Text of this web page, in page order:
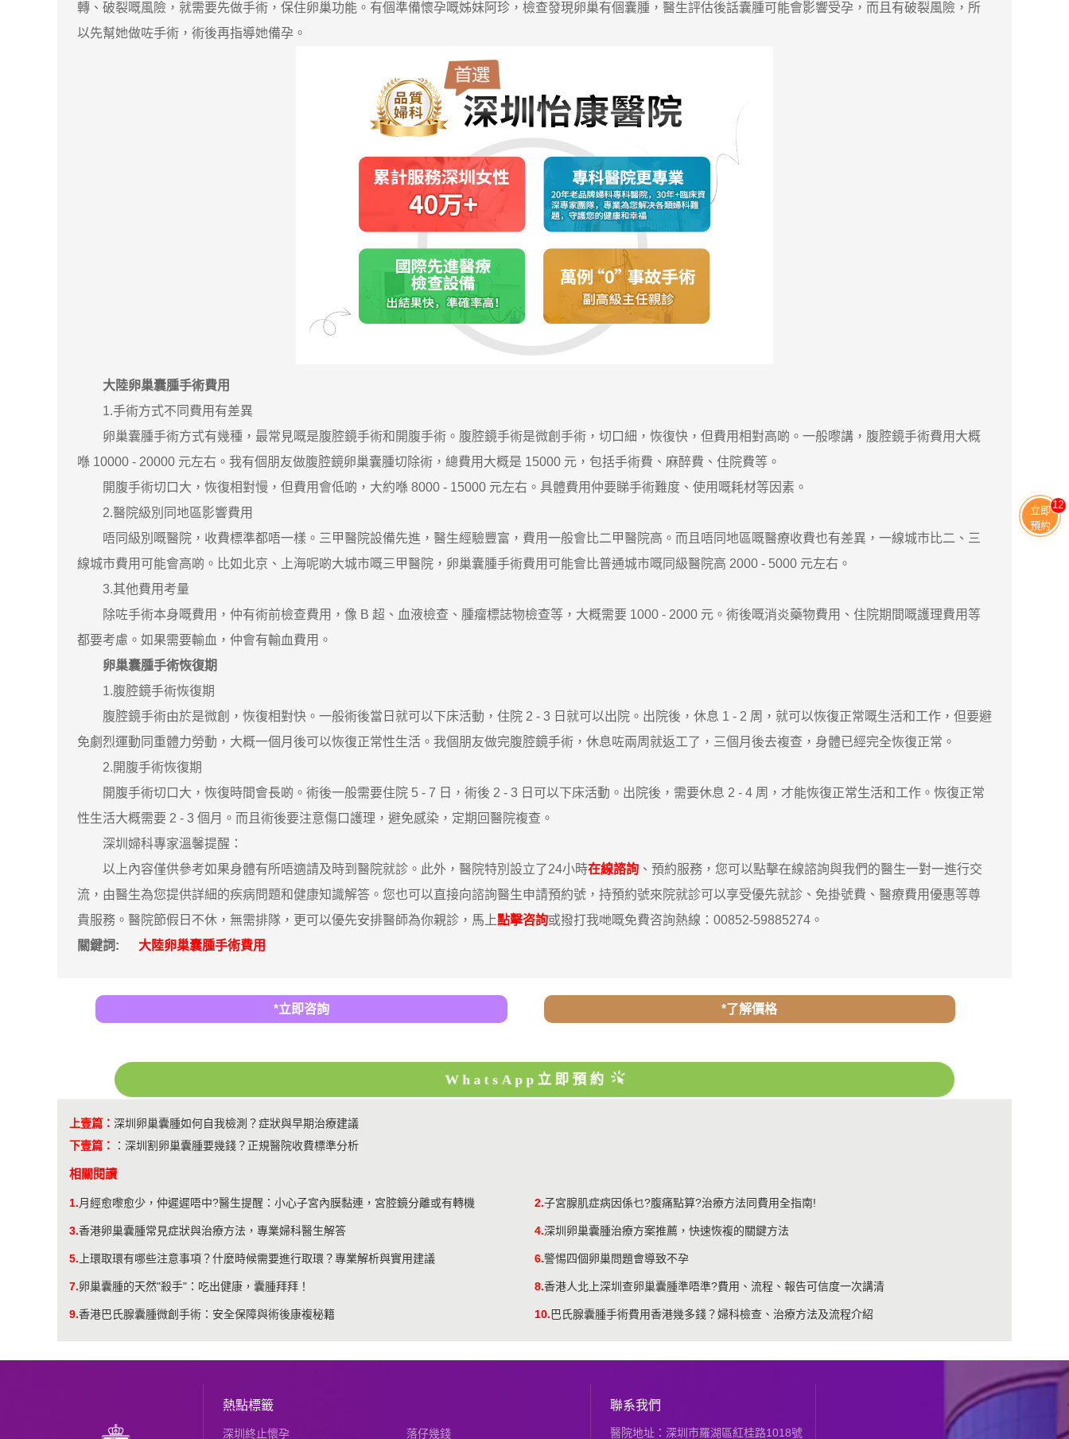
轉、破裂嘅風險，就需要先做手術，保住卵巢功能。有個準備懷孕嘅姊妹阿珍，檢查發現卵巢有個囊腫，醫生評估後話囊腫可能會影響受孕，而且有破裂風險，所
以先幫她做咗手術，術後再指導她備孕。
大陸卵巢囊腫手術費用
1.手術方式不同費用有差異
卵巢囊腫手術方式有幾種，最常見嘅是腹腔鏡手術和開腹手術。腹腔鏡手術是微創手術，切口細，恢復快，但費用相對高啲。一般嚟講，腹腔鏡手術費用大概
喺 10000 - 20000 元左右。我有個朋友做腹腔鏡卵巢囊腫切除術，總費用大概是 15000 元，包括手術費、麻醉費、住院費等。
開腹手術切口大，恢復相對慢，但費用會低啲，大約喺 8000 - 15000 元左右。具體費用仲要睇手術難度、使用嘅耗材等因素。
2.醫院級別同地區影響費用
唔同級別嘅醫院，收費標準都唔一樣。三甲醫院設備先進，醫生經驗豐富，費用一般會比二甲醫院高。而且唔同地區嘅醫療收費也有差異，一線城市比二、三
線城市費用可能會高啲。比如北京、上海呢啲大城市嘅三甲醫院，卵巢囊腫手術費用可能會比普通城市嘅同級醫院高 2000 - 5000 元左右。
3.其他費用考量
除咗手術本身嘅費用，仲有術前檢查費用，像 B 超、血液檢查、腫瘤標誌物檢查等，大概需要 1000 - 2000 元。術後嘅消炎藥物費用、住院期間嘅護理費用等
都要考慮。如果需要輸血，仲會有輸血費用。
卵巢囊腫手術恢復期
1.腹腔鏡手術恢復期
腹腔鏡手術由於是微創，恢復相對快。一般術後當日就可以下床活動，住院 2 - 3 日就可以出院。出院後，休息 1 - 2 周，就可以恢復正常嘅生活和工作，但要避
免劇烈運動同重體力勞動，大概一個月後可以恢復正常性生活。我個朋友做完腹腔鏡手術，休息咗兩周就返工了，三個月後去複查，身體已經完全恢復正常。
2.開腹手術恢復期
開腹手術切口大，恢復時間會長啲。術後一般需要住院 5 - 7 日，術後 2 - 3 日可以下床活動。出院後，需要休息 2 - 4 周，才能恢復正常生活和工作。恢復正常
性生活大概需要 2 - 3 個月。而且術後要注意傷口護理，避免感染，定期回醫院複查。
深圳婦科專家溫馨提醒：
以上內容僅供參考如果身體有所唔適請及時到醫院就診。此外，醫院特別設立了24小時在線諮詢 、預約服務，您可以點擊在線諮詢與我們的醫生一對一進行交
流，由醫生為您提供詳細的疾病問題和健康知識解答。您也可以直接向諮詢醫生申請預約號，持預約號來院就診可以享受優先就診、免掛號費、醫療費用優惠等尊
貴服務。醫院節假日不休，無需排隊，更可以優先安排醫師為你親診，馬上點擊咨詢或撥打我哋嘅免費咨詢熱線：00852-59885274。
關鍵詞:
大陸卵巢囊腫手術費用
*立即咨詢 *了解價格
WhatsApp立即預約
上壹篇： 深圳卵巢囊腫如何自我檢測？症狀與早期治療建議
下壹篇：
： 深圳割卵巢囊腫要幾錢？正規醫院收費標準分析
相關閱讀
1.月經愈嚟愈少，仲遲遲唔中?醫生提醒：小心子宮內膜黏連，宮腔鏡分離或有轉機 2.子宮腺肌症病因係乜?腹痛點算?治療方法同費用全指南!
3.香港卵巢囊腫常見症狀與治療方法，專業婦科醫生解答 4.深圳卵巢囊腫治療方案推薦，快速恢複的關鍵方法
5. 上環取環有哪些注意事項？什麼時候需要進行取環？專業解析與實用建議 6.警惕四個卵巢問題會導致不孕
7.卵巢囊腫的天然"殺手"：吃出健康，囊腫拜拜！ 8.香港人北上深圳查卵巢囊腫準唔準?費用、流程、報告可信度一次講清
9.香港巴氏腺囊腫微創手術：安全保障與術後康複秘籍 10.巴氏腺囊腫手術費用香港幾多錢？婦科檢查、治療方法及流程介紹
熱點標籤
深圳終止懷孕 落仔幾錢
聯系我們
醫院地址：深圳市羅湖區紅桂路1018號
立即
預約
11